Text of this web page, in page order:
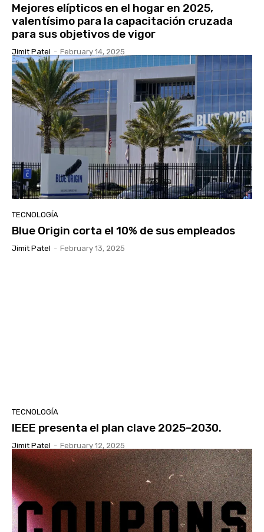
Mejores elípticos en el hogar en 2025,
valentísimo para la capacitación cruzada
para sus objetivos de vigor
Jimit Patel - February 14, 2025
TECNOLOGÍA
Blue Origin corta el 10% de sus empleados
Jimit Patel - February 13, 2025
TECNOLOGÍA
IEEE presenta el plan clave 2025–2030.
Jimit Patel - February 12, 2025